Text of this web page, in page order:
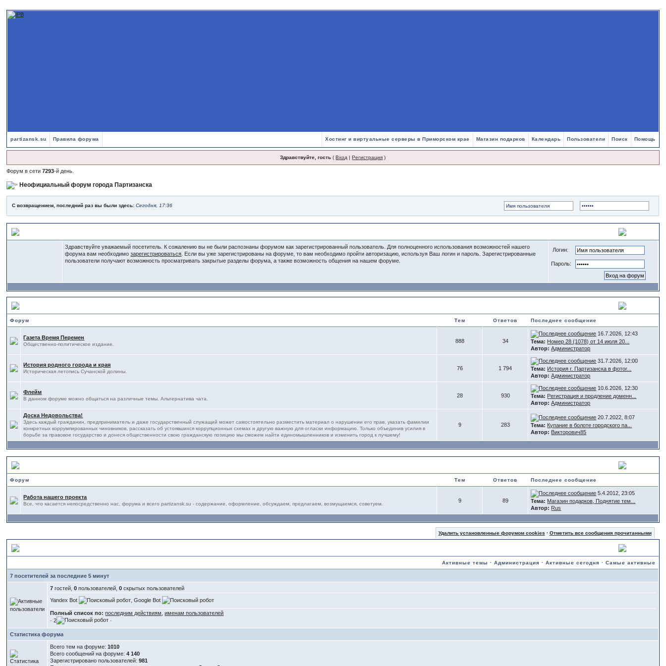
partizansk.su Правила форума Помощь
Поиск
Пользователи
Календарь
Магазин подарков
Хостинг и виртуальные серверы в Приморском крае
Здравствуйте, гость (Вход |Регистрация )
Форум в сети7293-й день.
Неофициальный форум города Партизанска
С возвращением, последний раз вы были здесь:Сегодня, 17:36
Здравствуйте уважаемый посетитель. К сожалению вы не были распознаны форумом как зарегистрированный пользователь. Для полноценного использования возможностей нашего
форума вам необходимозарегистрироваться . Если вы уже зарегистрированы на форуме, то вам необходимо пройти авторизацию, используя Ваш логин и пароль. Зарегистрированные
пользователи получают возможность просматривать закрытые разделы форума, а также возможность общения на нашем форуме.
Логин:
Пароль:
Форум Тем Ответов Последнее сообщение
Газета Время Перемен
Общественно-политическое издание.
888 34
16.7.2026, 12:43
Тема: Номер 28 (1078) от 14 июля 20...
Автор: Администратор
История родного города и края
Историческая летопись Сучанской долины.
76 1 794
31.7.2026, 12:00
Тема: История г. Партизанска в фотог...
Автор: Администратор
Флейм
В данном форуме можно общаться на различные темы. Альтернатива чата.
28 930
10.6.2026, 12:30
Тема: Регистрация и продление доменн...
Автор: Администратор
Доска Недовольства!
Здесь каждый гражданин, предприниматель и даже государственный служащий может самостоятельно разместить материал о нарушении его прав, указать фамилии
конкретных коррумпированных чиновников, рассказать об устоявшихся коррупционных схемах и другую важную для огласки информацию. Только объединив усилия в
борьбе за правовое государство и донеся общественности свою гражданскую позицию мы сможем найти единомышленников и изменить город к лучшему!
9 283
20.7.2022, 8:07
Тема: Купание в болоте городского па...
Автор: Викторович85
Форум Тем Ответов Последнее сообщение
Работа нашего проекта
Все, что касается непосредственно нас, форума и всего partizansk.su - содержание, оформление, обсуждаем, предлагаем, возмущаемся, советуем.
9 89
5.4.2012, 23:05
Тема: Магазин подарков, Поднятие тем...
Автор: Rus
Удалить установленные форумом cookies · Отметить все сообщения прочитанными
Активные темы ·Администрация ·Активные сегодня ·Самые активные
7 посетителей за последние 5 минут
7 гостей,0 пользователей,0 скрытых пользователей
Yandex Bot
, Google Bot
Полный список по: последним действиям ,именам пользователей
· 2
·
Статистика форума
Всего тем на форуме:1010
Всего сообщений на форуме:4 140
Зарегистрировано пользователей:981